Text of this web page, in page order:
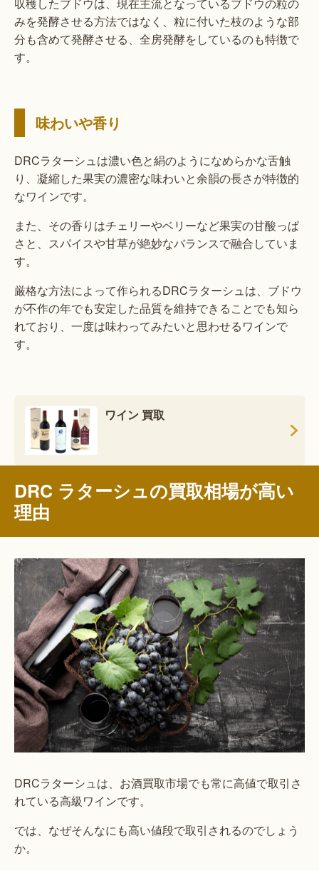
収穫したブドウは、現在主流となっているブドウの粒の
みを発酵させる方法ではなく、粒に付いた枝のような部
分も含めて発酵させる、全房発酵をしているのも特徴で
す。
味わいや香り
DRCラターシュは濃い色と絹のようになめらかな舌触
り、凝縮した果実の濃密な味わいと余韻の長さが特徴的
なワインです。
また、その香りはチェリーやベリーなど果実の甘酸っぱ
さと、スパイスや甘草が絶妙なバランスで融合していま
す。
厳格な方法によって作られるDRCラターシュは、ブドウ
が不作の年でも安定した品質を維持できることでも知ら
れており、一度は味わってみたいと思わせるワインで
す。
ワイン 買取
DRC ラターシュの買取相場が高い
理由
DRCラターシュは、お酒買取市場でも常に高値で取引さ
れている高級ワインです。
では、なぜそんなにも高い値段で取引されるのでしょう
か。